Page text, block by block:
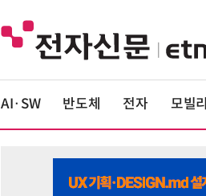
AI·SW 반도체 전자 모빌